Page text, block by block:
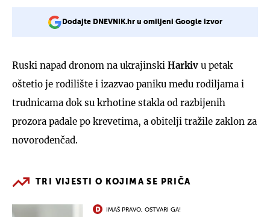
Dodajte DNEVNIK.hr u omiljeni Google izvor
Ruski napad dronom na ukrajinski Harkiv u petak
oštetio je rodilište i izazvao paniku među rodiljama i
trudnicama dok su krhotine stakla od razbijenih
prozora padale po krevetima, a obitelji tražile zaklon za
novorođenčad.
TRI VIJESTI O KOJIMA SE PRIČA
IMAŠ PRAVO, OSTVARI GA!